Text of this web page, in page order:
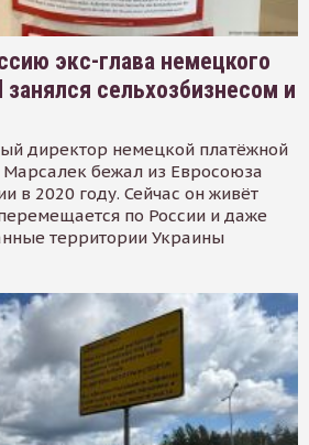
экс-глава немецкого
занялся сельхозбизнесом и
директор немецкой платёжной
бежал из Евросоюза
в 2020 году. Сейчас он живёт
по России и даже
территории Украины